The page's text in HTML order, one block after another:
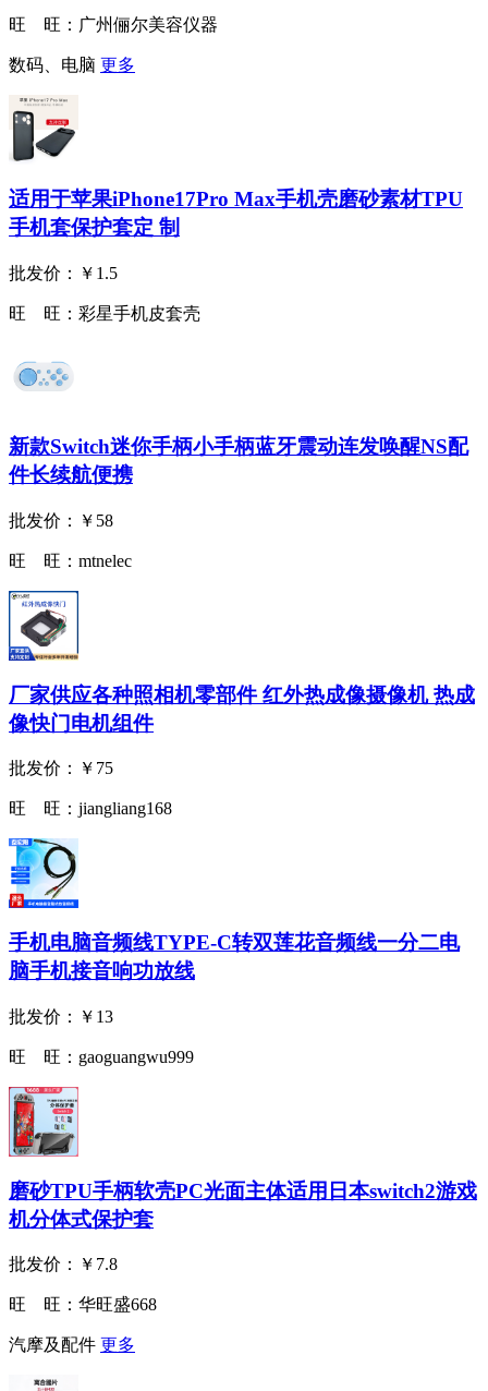
旺 旺： 广州俪尔美容仪器
数码、电脑 更多
适用于苹果iPhone17Pro Max手机壳磨砂素材TPU
手机套保护套定 制
批发价： ￥1.5
旺 旺： 彩星手机皮套壳
新款Switch迷你手柄小手柄蓝牙震动连发唤醒NS配
件长续航便携
批发价： ￥58
旺 旺： mtnelec
厂家供应各种照相机零部件 红外热成像摄像机 热成
像快门电机组件
批发价： ￥75
旺 旺： jiangliang168
手机电脑音频线TYPE-C转双莲花音频线一分二电
脑手机接音响功放线
批发价： ￥13
旺 旺： gaoguangwu999
磨砂TPU手柄软壳PC光面主体适用日本switch2游戏
机分体式保护套
批发价： ￥7.8
旺 旺： 华旺盛668
汽摩及配件 更多